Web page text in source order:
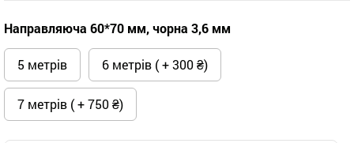
Направляюча 60*70 мм, чорна 3,6 мм
5 метрів 6 метрів ( + 300 ₴)
7 метрів ( + 750 ₴)